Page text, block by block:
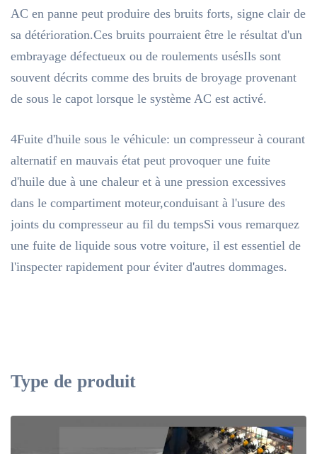
AC en panne peut produire des bruits forts, signe clair de
sa détérioration.Ces bruits pourraient être le résultat d'un
embrayage défectueux ou de roulements usésIls sont
souvent décrits comme des bruits de broyage provenant
de sous le capot lorsque le système AC est activé.
4Fuite d'huile sous le véhicule: un compresseur à courant
alternatif en mauvais état peut provoquer une fuite
d'huile due à une chaleur et à une pression excessives
dans le compartiment moteur,conduisant à l'usure des
joints du compresseur au fil du tempsSi vous remarquez
une fuite de liquide sous votre voiture, il est essentiel de
l'inspecter rapidement pour éviter d'autres dommages.
Type de produit